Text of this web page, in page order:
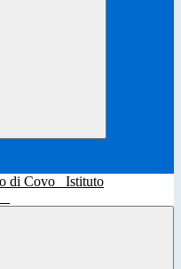
Istituto